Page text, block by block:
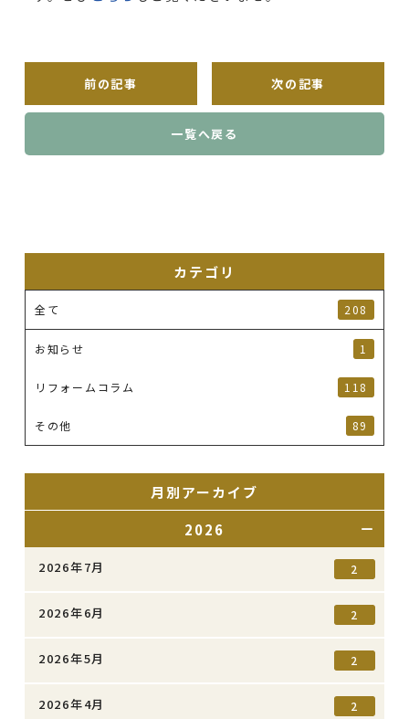
前の記事 次の記事
一覧へ戻る
カテゴリ
全て 208
お知らせ 1
リフォームコラム 118
その他 89
月別アーカイブ
2026
2026年7月 2
2026年6月 2
2026年5月 2
2026年4月 2